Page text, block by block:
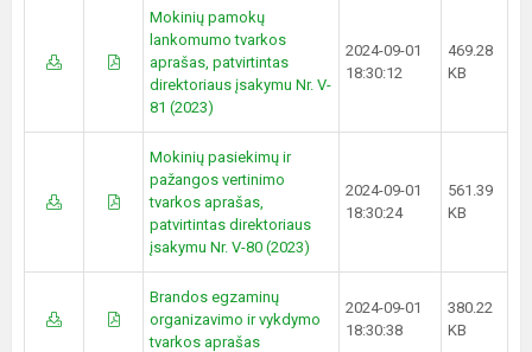
Mokinių pamokų
lankomumo tvarkos
aprašas, patvirtintas
direktoriaus įsakymu Nr. V-
81 (2023)
2024-09-01
18:30:12
469.28
KB
Mokinių pasiekimų ir
pažangos vertinimo
tvarkos aprašas,
patvirtintas direktoriaus
įsakymu Nr. V-80 (2023)
2024-09-01
18:30:24
561.39
KB
Brandos egzaminų
organizavimo ir vykdymo
tvarkos aprašas
2024-09-01
18:30:38
380.22
KB